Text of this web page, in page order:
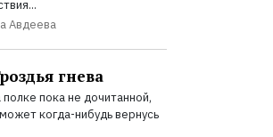
Авдеева
гнева
полке пока не дочитанной,
когда-нибудь вернусь